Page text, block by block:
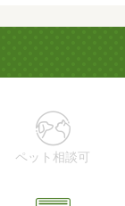
ペット相談可